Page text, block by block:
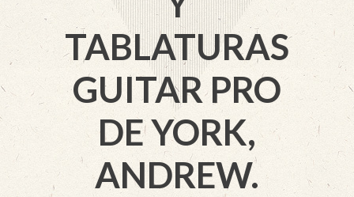
TABLATURAS
GUITAR PRO
DE YORK,
ANDREW.